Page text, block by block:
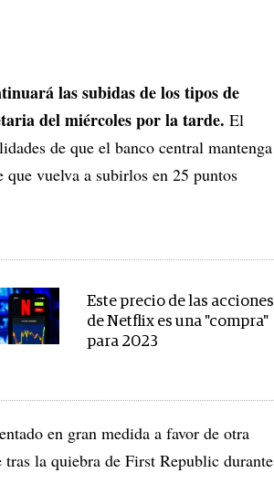
las subidas de los tipos de
del miércoles por la tarde. El
de que el banco central mantenga
vuelva a subirlos en 25 puntos
Este precio de las acciones
de Netflix es una "compra"
para 2023
en gran medida a favor de otra
la quiebra de First Republic durante